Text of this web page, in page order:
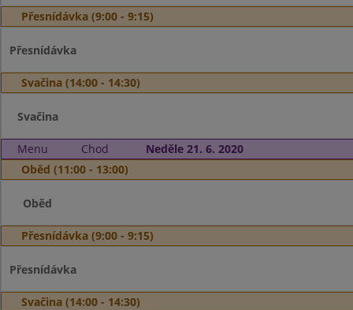
Přesnídávka (9:00 - 9:15)
Přesnídávka
Svačina (14:00 - 14:30)
Svačina
Menu Chod
Neděle 21. 6. 2020
Oběd (11:00 - 13:00)
Oběd
Přesnídávka (9:00 - 9:15)
Přesnídávka
Svačina (14:00 - 14:30)